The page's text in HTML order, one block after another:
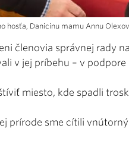
hosťa, Danicinu mamu Annu
členovia správnej rady
v jej príbehu – v
miesto, kde spadli
prírode sme cítili